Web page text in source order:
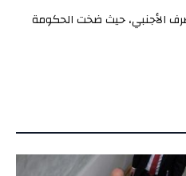
الأجنبي، حيث ضخت الحكومة